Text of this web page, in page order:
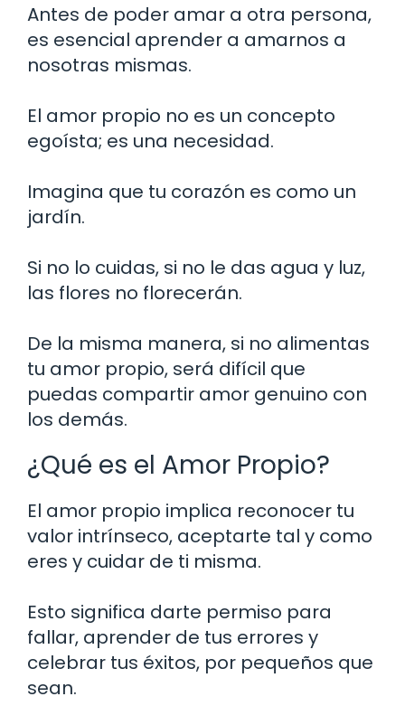
Antes de poder amar a otra persona,
es esencial aprender a amarnos a
nosotras mismas.
El amor propio no es un concepto
egoísta; es una necesidad.
Imagina que tu corazón es como un
jardín.
Si no lo cuidas, si no le das agua y luz,
las flores no florecerán.
De la misma manera, si no alimentas
tu amor propio, será difícil que
puedas compartir amor genuino con
los demás.
¿Qué es el Amor Propio?
El amor propio implica reconocer tu
valor intrínseco, aceptarte tal y como
eres y cuidar de ti misma.
Esto significa darte permiso para
fallar, aprender de tus errores y
celebrar tus éxitos, por pequeños que
sean.